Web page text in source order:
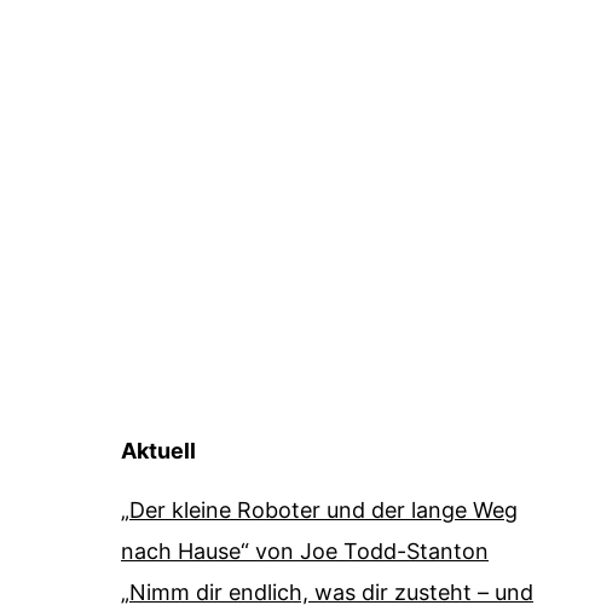
Aktuell
„Der kleine Roboter und der lange Weg
nach Hause“ von Joe Todd-Stanton
„Nimm dir endlich, was dir zusteht – und